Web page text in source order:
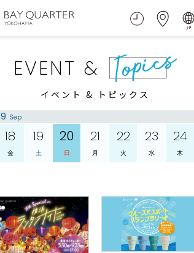
EVENT &
イベント & トピックス
9 Sep
18
金
19
土
20
日
21
月
22
火
23
水
24
木